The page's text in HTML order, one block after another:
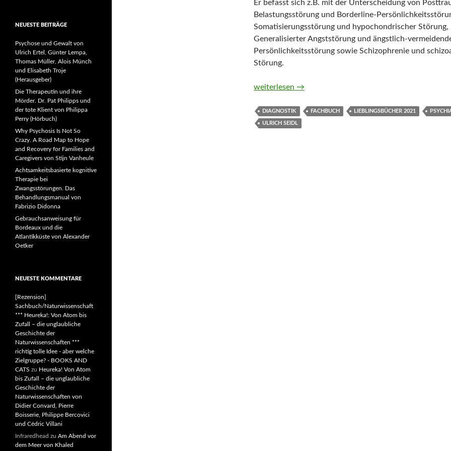
Er befasst sich z.B. mit der Unterscheidung von
Belastungsstörung und Borderline-
Somatisierungsstörung und hypochondrischer Störung,
Generalisierter Angststörung und ängstlich-
Persönlichkeitsstörung sowie Schizophrenie und
Störung.
Psychiatrische Differenzialdiagnostik. Vom Befund zur
weiterlesen →
DIAGNOSTIK FACHBUCH LIEBLINGSBÜCHER 2021
ULRICH SEIDL
NEUESTE BEITRÄGE
Psychose und Gewalt von
Ulrich Ertel, Günter Lempa,
Thomas Müller, Alois Münch
und Elisabeth Troje
(Herausgeber)
Die Therapeutin und ihre
Mörder. Dr. Pat Philipps und
der tote Klient von Philippa
Perry (Hörbuch)
Why Psychosis Is Not So
Crazy. A Road Map to Hope
and Recovery for Families and
Caregivers von Stijn Vanheule
Achtsamkeitsbasierte kognitive
Therapie bei
Zwangsstörungen. Das
Behandlungsmanual von
Fabrizio Didonna
Gebrauchsanweisung für
Bordeaux und die
Atlantikküste von Alexander
Oetker
NEUESTE KOMMENTARE
[Rezension]
Sachbuch/Naturwissenschaft
*** Heureka!: Von Atom bis
Zufall – die unglaubliche
Geschichte der
Naturwissenschaften ***
richtig tolle Idee - aber welche
Zielgruppe? - BOOKS AND
CATS zu Heureka! Von Atom
bis Zufall – die unglaubliche
Geschichte der
Naturwissenschaften von
Didier Convard, Pierre
Boisserie, Philippe Bercovici
und Cédric Villani
Infraredhead zu Am Abend vor
dem Meer von Khaled